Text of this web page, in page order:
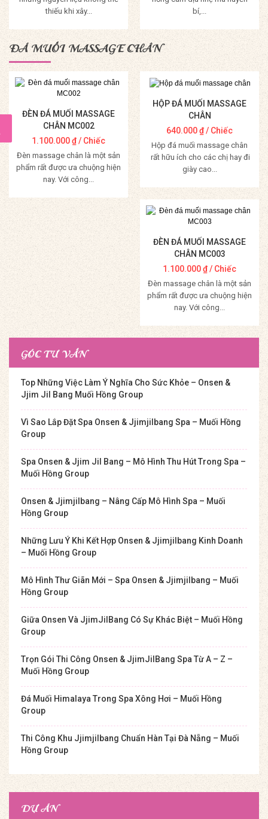
thiếu khi xây...
Mua Hàng
bí,...
Mua Hàng
ĐÁ MUỐI MASSAGE CHÂN
ĐÈN ĐÁ MUỐI MASSAGE
CHÂN MC002
1.100.000₫/ Chiếc
Đèn massage chân là một sản
phẩm rất được ưa chuộng hiện
nay. Với công...
Mua Hàng
HỘP ĐÁ MUỐI MASSAGE
CHÂN
640.000₫/ Chiếc
Hộp đá muối massage chân
rất hữu ích cho các chị hay đi
giày cao...
Mua Hàng
ĐÈN ĐÁ MUỐI MASSAGE
CHÂN MC003
1.100.000₫/ Chiếc
Đèn massage chân là một sản
phẩm rất được ưa chuộng hiện
nay. Với công...
Mua Hàng
GÓC TƯ VẤN
Top Những Việc Làm Ý Nghĩa Cho Sức Khỏe – Onsen &
Jjim Jil Bang Muối Hồng Group
Vì Sao Lắp Đặt Spa Onsen & Jjimjilbang Spa – Muối Hồng
Group
Spa Onsen & Jjim Jil Bang – Mô Hình Thu Hút Trong Spa –
Muối Hồng Group
Onsen & Jjimjilbang – Nâng Cấp Mô Hình Spa – Muối
Hồng Group
Những Lưu Ý Khi Kết Hợp Onsen & Jjimjilbang Kinh Doanh
– Muối Hồng Group
Mô Hình Thư Giãn Mới – Spa Onsen & Jjimjilbang – Muối
Hồng Group
Giữa Onsen Và JjimJilBang Có Sự Khác Biệt – Muối Hồng
Group
Trọn Gói Thi Công Onsen & JjimJilBang Spa Từ A – Z –
Muối Hồng Group
Đá Muối Himalaya Trong Spa Xông Hơi – Muối Hồng
Group
Thi Công Khu Jjimjilbang Chuẩn Hàn Tại Đà Nẵng – Muối
Hồng Group
DỰ ÁN